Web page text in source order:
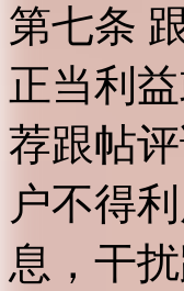
第七条
正当利
荐跟帖
户不得
息，干